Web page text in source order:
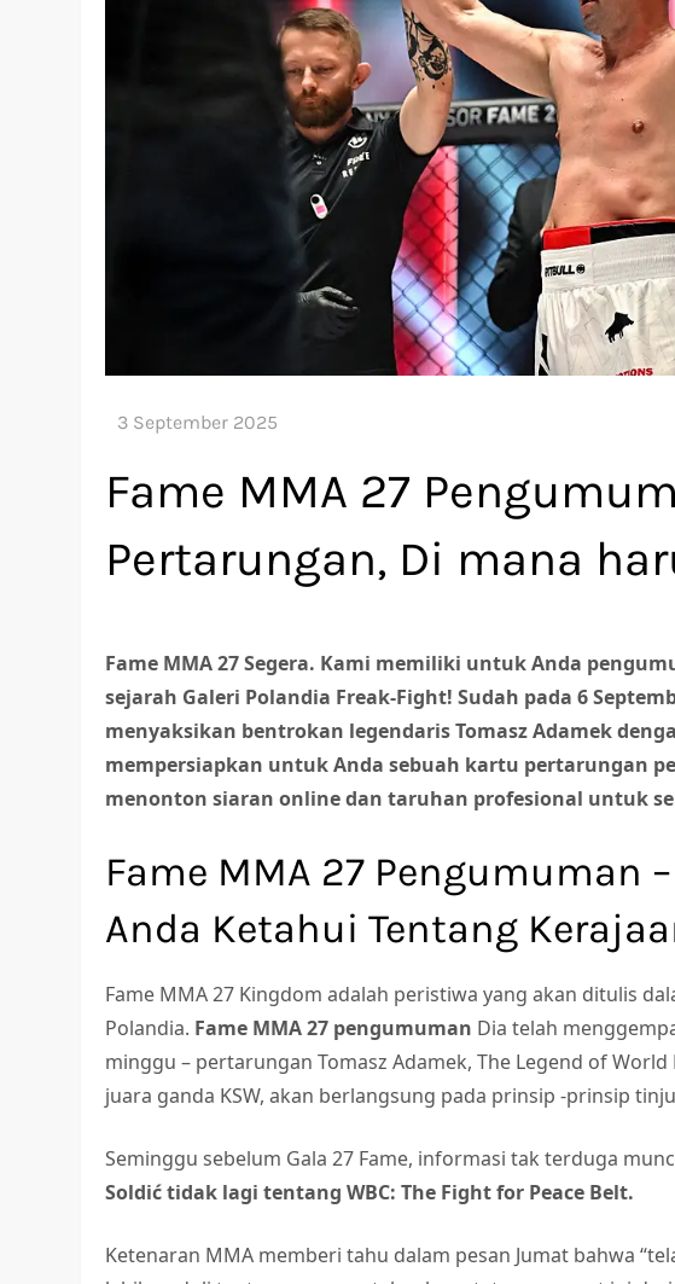
Fame MMA 27
Pertarungan, Di mana
Fame MMA 27 Segera. Kami memiliki untuk Anda
sejarah Galeri Polandia Freak-Fight! Sudah pada 6
menyaksikan bentrokan legendaris Tomasz Adamek
mempersiapkan untuk Anda sebuah kartu pertarungan
menonton siaran online dan taruhan profesional untuk
Fame MMA 27 Pengumuman
Anda Ketahui Tentang
Fame MMA 27 Kingdom adalah peristiwa yang akan ditulis
Polandia. Fame MMA 27 pengumuman Dia telah
minggu – pertarungan Tomasz Adamek, The Legend of
juara ganda KSW, akan berlangsung pada prinsip -prinsip
Seminggu sebelum Gala 27 Fame, informasi tak terduga
Soldić tidak lagi tentang WBC: The Fight for Peace Belt.
Ketenaran MMA memberi tahu dalam pesan Jumat bahwa